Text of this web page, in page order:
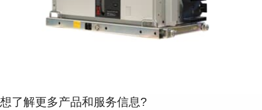
想了解更多产品和服务信息?